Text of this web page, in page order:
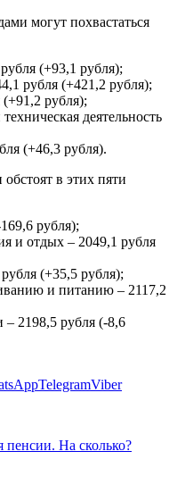
могут похвастаться
(+93,1 рубля);
рубля (+421,2 рубля);
(+91,2 рубля);
деятельность
(+46,3 рубля).
в этих пяти
рубля);
и отдых – 2049,1 рубля
(+35,5 рубля);
и питанию – 2117,2
– 2198,5 рубля (-8,6
TelegramViber
пенсии. На сколько?